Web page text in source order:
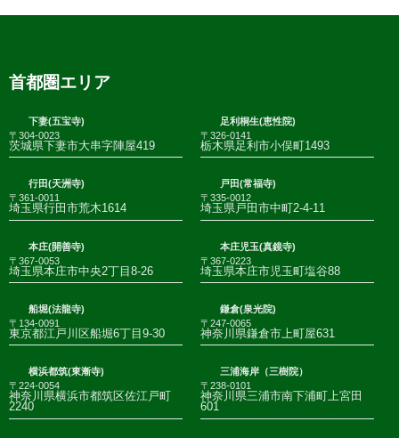
首都圏エリア
下妻(五宝寺)
〒304-0023
茨城県下妻市大串字陣屋419
足利桐生(恵性院)
〒326-0141
栃木県足利市小俣町1493
行田(天洲寺)
〒361-0011
埼玉県行田市荒木1614
戸田(常福寺)
〒335-0012
埼玉県戸田市中町2-4-11
本庄(開善寺)
〒367-0053
埼玉県本庄市中央2丁目8-26
本庄児玉(真鏡寺)
〒367-0223
埼玉県本庄市児玉町塩谷88
船堀(法龍寺)
〒134-0091
東京都江戸川区船堀6丁目9-30
鎌倉(泉光院)
〒247-0065
神奈川県鎌倉市上町屋631
横浜都筑(東漸寺)
〒224-0054
神奈川県横浜市都筑区佐江戸町
2240
三浦海岸（三樹院）
〒238-0101
神奈川県三浦市南下浦町上宮田
601